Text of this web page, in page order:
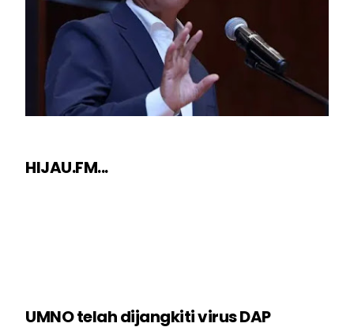
HIJAU.FM...
UMNO telah dijangkiti virus DAP